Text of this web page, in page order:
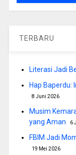
TERBARU
Literasi Jadi
Hap Baperdu:
8 Juni 2026
Musim
yang Aman
6
FBIM Jadi
19 Mei 2026